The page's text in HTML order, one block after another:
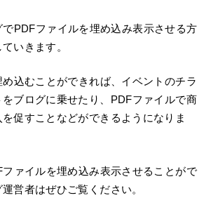
PDFファイルを埋め込み表示させる方
いきます。
込むことができれば、イベントのチラ
ブログに乗せたり、PDFファイルで商
促すことなどができるようになりま
ファイルを埋め込み表示させることがで
営者はぜひご覧ください。